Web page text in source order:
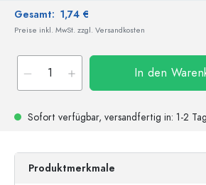
Gesamt: 1,74 €
Preise inkl. MwSt. zzgl. Versandkosten
In den
Sofort verfügbar, versandfertig in: 1-2
Produktmerkmale